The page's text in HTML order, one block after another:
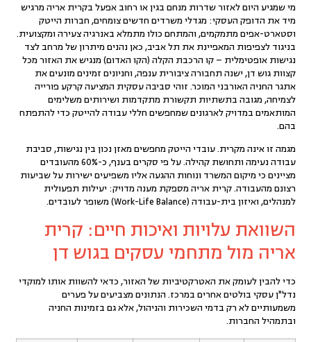
מי שמגיע היום לאזור שדרות מנחם בגין או רחוב אפעל בקרית אריה מרגיש
מיד את הדופק העסקי: מגדלי משרדים חדשים צומחים, חברות הייטק
וסטארט-אפים מתמקמים, והמתחם כולו מתמלא באנרגיה צעירה ומקצועית.
בניגוד לצפיפות המאפיינת את תל אביב, כאן נהנים מיתרון של מרחב לצד
נגישות אופטימלית – קו הרכבת הקלה (הקו האדום) מנגיש את האזור מכל
קצוות גוש דן, ישנה תחבורה ציבורית ענפה, וחניונים זמינים מונעים את
אתגר החניה האורבני המוכר. זוהי סביבה עסקית המציעה קרקע פורייה
לצמיחה, מגובה בתשתיות תקשורת מתקדמות ושירותים משלימים
המותאמים במדויק לארגונים שמחפשים חללי עבודה להייטק כדי להתפתח
בהם.
מגמה זו אינה מקרית. עובדי הייטק מחפשים מאזן נכון בין נגישות, סביבת
עבודה נעימה ותחושת קהילה. על פי סקרים בענף, כ-60% מהעובדים
מציינים כי מיקום המשרד ונוחות ההגעה אליו משפיעים ישירות על שביעות
רצונם מהעבודה. קרית אריה מספקת מענה מדויק: יעילות תפעולית
למנהלים, ואיזון בית-עבודה (Work-Life Balance) משופר לעובדים.
השוואת עלויות ואיכות חיים: קרית
אריה מול מתחמי עסקים בגוש דן
כדי להבין לעומק את האטרקטיביות של האזור, כדאי להשוות אותו למוקדי
נדל"ן עסקי בולטים אחרים במרכז. הנתונים מצביעים על פערים
משמעותיים לא רק בדמי השכירות והניהול, אלא גם בזמינות החניה
ובתמהיל החברות.